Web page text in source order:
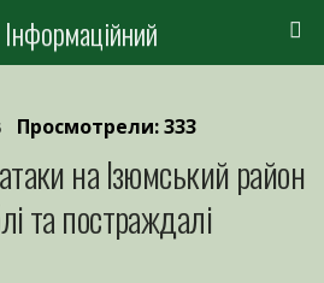
Просмотрели: 333
на Ізюмський район
та постраждалі